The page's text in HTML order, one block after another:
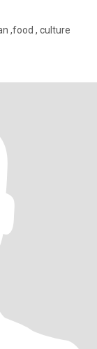
,food , culture